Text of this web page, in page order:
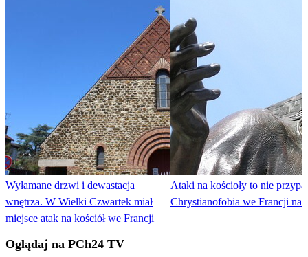
Wyłamane drzwi i dewastacja
wnętrza. W Wielki Czwartek miał
miejsce atak na kościół we Francji
Ataki na kościoły to nie
Chrystianofobia we Francji
Oglądaj na PCh24 TV